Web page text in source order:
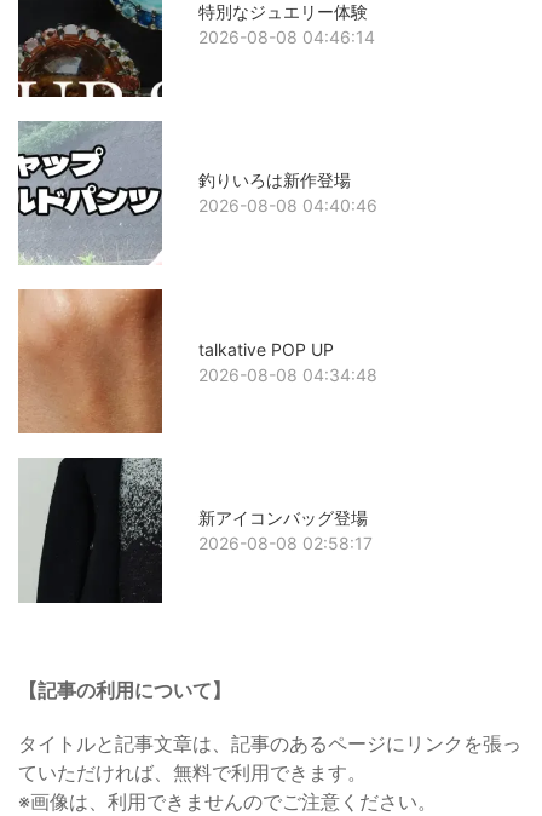
特別なジュエリー体験
2026-08-08 04:46:14
釣りいろは新作登場
2026-08-08 04:40:46
talkative POP UP
2026-08-08 04:34:48
新アイコンバッグ登場
2026-08-08 02:58:17
【記事の利用について】
タイトルと記事文章は、記事のあるページにリンクを張っ
ていただければ、無料で利用できます。
※画像は、利用できませんのでご注意ください。